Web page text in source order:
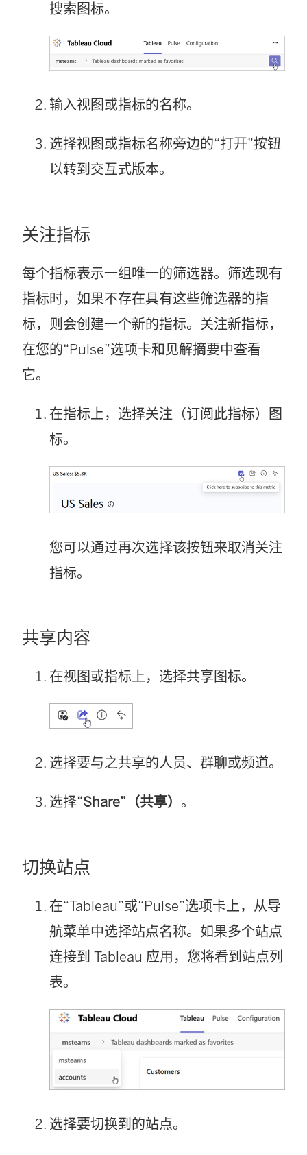
搜索图标。
输入视图或指标的名称。
选择视图或指标名称旁边的“打开”按钮
以转到交互式版本。
关注指标
每个指标表示一组唯一的筛选器。筛选现有
指标时，如果不存在具有这些筛选器的指
标，则会创建一个新的指标。关注新指标，
在您的“Pulse”选项卡和见解摘要中查看
它。
在指标上，选择关注（订阅此指标）图
标。
您可以通过再次选择该按钮来取消关注
指标。
共享内容
在视图或指标上，选择共享图标。
选择要与之共享的人员、群聊或频道。
选择“Share”（共享） 。
切换站点
在“Tableau”或“Pulse”选项卡上，从导
航菜单中选择站点名称。如果多个站点
连接到 Tableau 应用，您将看到站点列
表。
选择要切换到的站点。